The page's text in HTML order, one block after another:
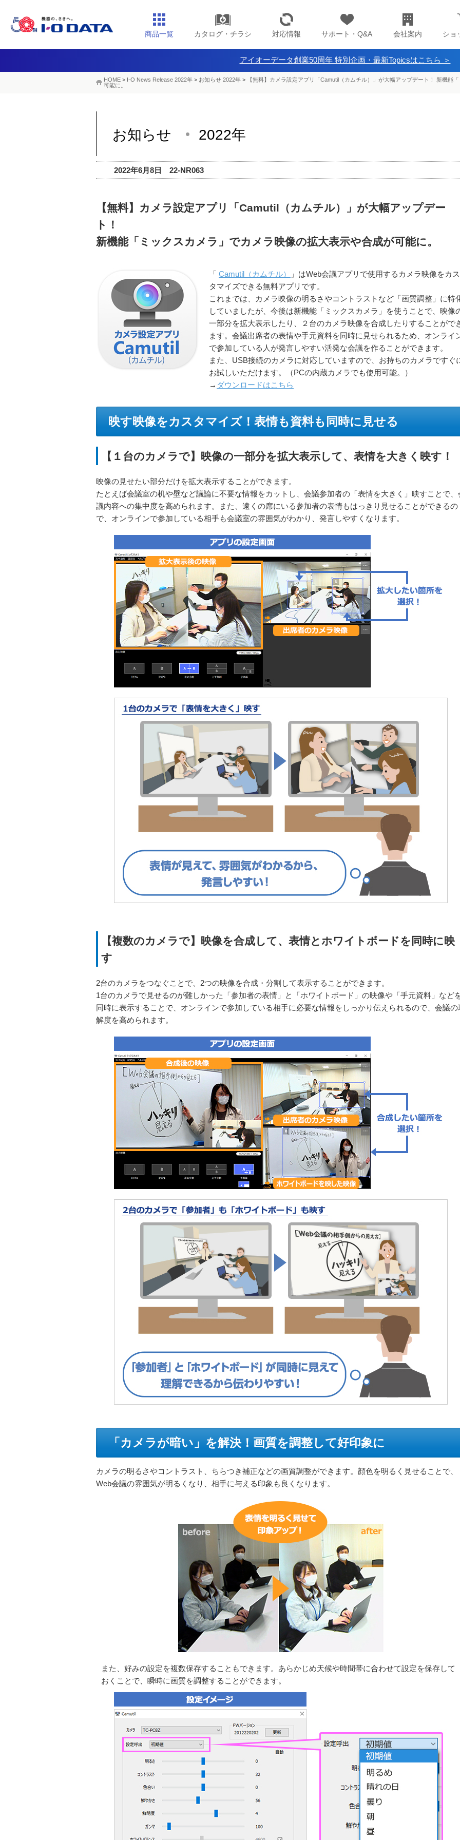
商品一覧 カタログ・チラシ 対応情報 サポート・Q&A 会社案内 ショ
アイオーデータ創業50周年 特別企画・最新Topicsはこちら ＞
HOME > I-O News Release 2022年 > お知らせ 2022年 >
【無料】カメラ設定アプリ「Camutil（カムチル）」が大幅アップデート！ 新機能
可能に。
お知らせ 2022年
2022年6月8日 22-NR063
【無料】カメラ設定アプリ「Camutil（カムチル）」が大幅アップデー
ト！
新機能「ミックスカメラ」でカメラ映像の拡大表示や合成が可能に。
「 Camutil（カムチル）
」はWeb会議アプリで使用するカメラ映像をカス
タマイズできる無料アプリです。
これまでは、カメラ映像の明るさやコントラストなど「画質調整」に特
していましたが、今後は新機能「ミックスカメラ」を使うことで、映像
一部分を拡大表示したり、２台のカメラ映像を合成したりすることがで
ます。会議出席者の表情や手元資料を同時に見せられるため、オンライ
で参加している人が発言しやすい活発な会議を作ることができます。
また、USB接続のカメラに対応していますので、お持ちのカメラですぐ
お試しいただけます。（PCの内蔵カメラでも使用可能。）
→ ダウンロードはこちら
映す映像をカスタマイズ！表情も資料も同時に見せる
【１台のカメラで】映像の一部分を拡大表示して、表情を大きく映す！
映像の見せたい部分だけを拡大表示することができます。
たとえば会議室の机や壁など議論に不要な情報をカットし、会議参加者の「表情を大きく」映すことで、
議内容への集中度を高められます。また、遠くの席にいる参加者の表情もはっきり見せることができるの
で、オンラインで参加している相手も会議室の雰囲気がわかり、発言しやすくなります。
【複数のカメラで】映像を合成して、表情とホワイトボードを同時に映
す
2台のカメラをつなぐことで、2つの映像を合成・分割して表示することができます。
1台のカメラで見せるのが難しかった「参加者の表情」と「ホワイトボード」の映像や「手元資料」など
同時に表示することで、オンラインで参加している相手に必要な情報をしっかり伝えられるので、会議の
解度を高められます。
「カメラが暗い」を解決！画質を調整して好印象に
カメラの明るさやコントラスト、ちらつき補正などの画質調整ができます。顔色を明るく見せることで、
Web会議の雰囲気が明るくなり、相手に与える印象も良くなります。
また、好みの設定を複数保存することもできます。あらかじめ天候や時間帯に合わせて設定を保存して
おくことで、瞬時に画質を調整することができます。